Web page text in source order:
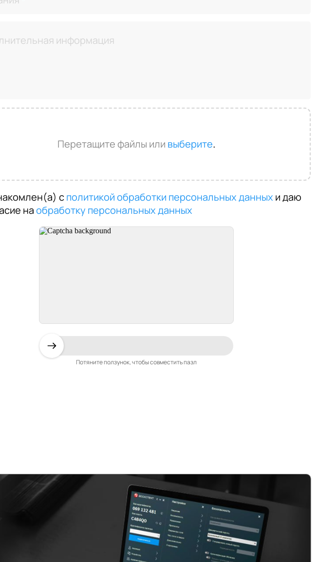
Перетащите файлы или выберите.
сполитикой обработки персональных данных и даю
наобработку персональных данных
Потяните ползунок, чтобы совместить пазл